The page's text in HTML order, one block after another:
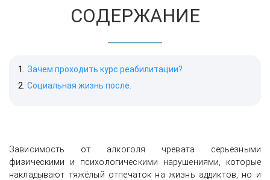
СОДЕРЖАНИЕ
Зачем проходить курс реабилитации?
Социальная жизнь после.
Зависимость от алкоголя чревата серьёзными
физическими и психологическими нарушениями, которые
накладывают тяжёлый отпечаток на жизнь аддиктов, но и